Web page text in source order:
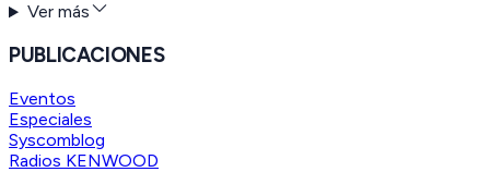
Ver más
PUBLICACIONES
Eventos
Especiales
Syscomblog
Radios KENWOOD